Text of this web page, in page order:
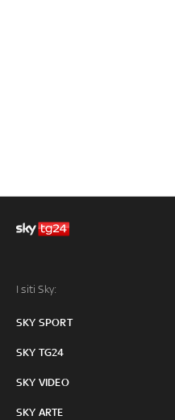
I siti Sky:
SKY SPORT
SKY TG24
SKY VIDEO
SKY ARTE